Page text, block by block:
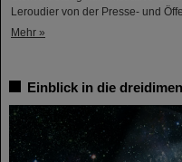
Leroudier von der Presse- und
Mehr »
Einblick in die